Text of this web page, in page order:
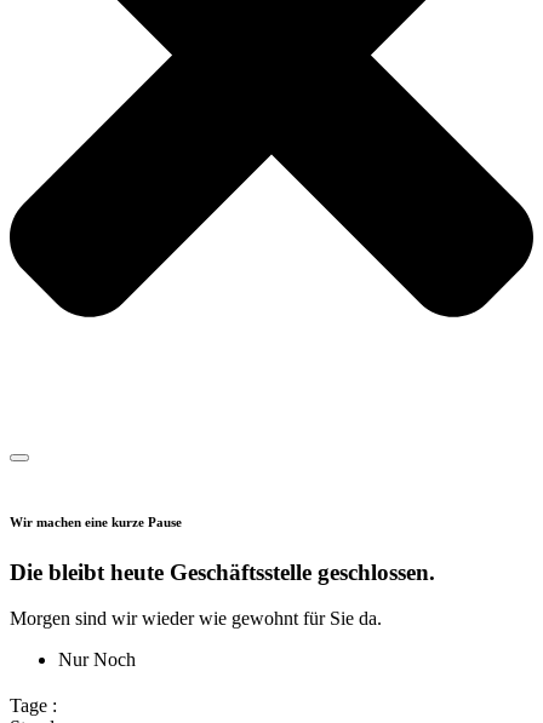
Wir machen eine kurze Pause
Die bleibt heute Geschäftsstelle geschlossen.
Morgen sind wir wieder wie gewohnt für Sie da.
Nur Noch
Tage :